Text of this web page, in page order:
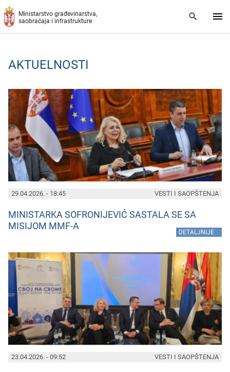
Preskoči na glavni deo sadržaja
Ministarstvo građevinarstva,
saobraćaja i infrastrukture
AKTUELNOSTI
29.04.2026. - 18:45
MINISTARKA SOFRONIJEVIĆ SASTALA SE SA
MISIJOM MMF-A
DETALJNIJE
VESTI I SAOPŠTENJA
23.04.2026. - 09:52 VESTI I SAOPŠTENJA
PAGES